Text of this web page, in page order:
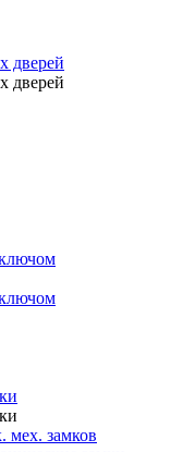
дверей
дверей
мех. замков